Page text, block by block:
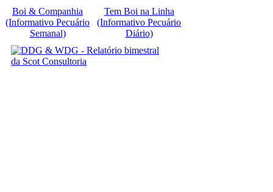
Boi & Companhia
(Informativo Pecuário
Semanal)
Tem Boi na Linha
(Informativo Pecuário
Diário)